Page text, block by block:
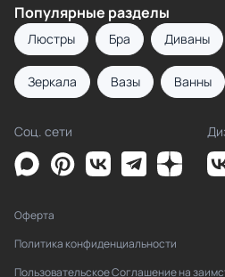
Популярные разделы
Люстры Бра Диваны
Зеркала Вазы Ванны
Соц. сети
Оферта
Политика конфиденциальности
Пользовательское Соглашение на